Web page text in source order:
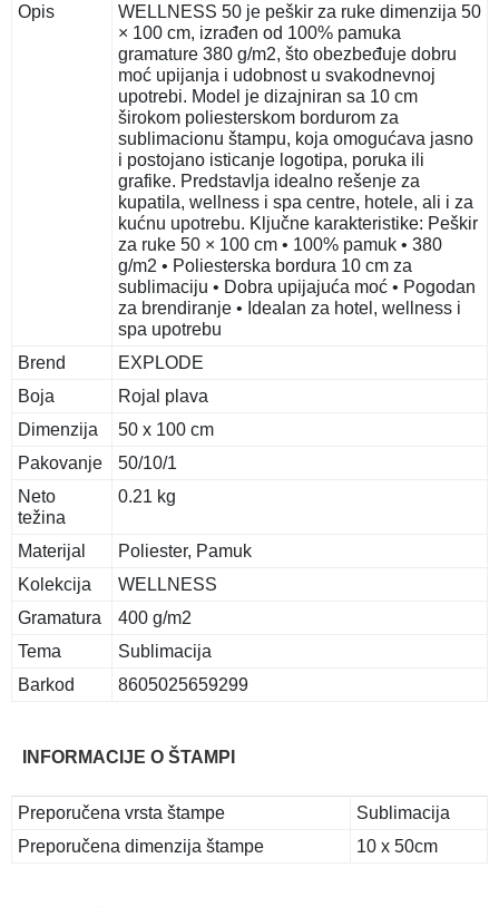
Opis
WELLNESS 50 je peškir za ruke dimenzija 50
× 100 cm, izrađen od 100% pamuka
gramature 380 g/m2, što obezbeđuje dobru
moć upijanja i udobnost u svakodnevnoj
upotrebi. Model je dizajniran sa 10 cm
širokom poliesterskom bordurom za
sublimacionu štampu, koja omogućava jasno
i postojano isticanje logotipa, poruka ili
grafike. Predstavlja idealno rešenje za
kupatila, wellness i spa centre, hotele, ali i za
kućnu upotrebu. Ključne karakteristike: Peškir
za ruke 50 × 100 cm • 100% pamuk • 380
g/m2 • Poliesterska bordura 10 cm za
sublimaciju • Dobra upijajuća moć • Pogodan
za brendiranje • Idealan za hotel, wellness i
spa upotrebu
Brend
EXPLODE
Boja
Rojal plava
Dimenzija
50 x 100 cm
Pakovanje
50/10/1
Neto
težina
0.21 kg
Materijal
Poliester, Pamuk
Kolekcija
WELLNESS
Gramatura
400 g/m2
Tema
Sublimacija
Barkod
8605025659299
INFORMACIJE O ŠTAMPI
Preporučena vrsta štampe
Sublimacija
Preporučena dimenzija štampe
10 x 50cm